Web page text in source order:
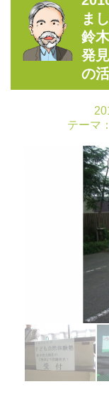
ま
鈴
発見
の
テーマ：